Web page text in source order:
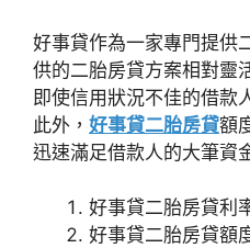
好事貸作為一家專門提供
供的二胎房貸方案相對靈
即使信用狀況不佳的借款
此外， 好事貸二胎房貸額
迅速滿足借款人的大筆資
好事貸二胎房貸利
好事貸二胎房貸額